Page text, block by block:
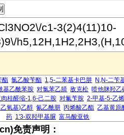
c1-3(2)4(11)10-
酯 氯乙酸苄酯 1,5-二苯基卡巴肼 N,N-二苄
基乙酰苯胺 对氯苯乙腈 敌克松 喷他脒羟乙
肉桂醛缩-1,6-己二胺 对氟苄胺 2-甲基-5-乙
氧基)乙醇 氰乙酰肼 丙烯酸乙酯 乙基黄原
药 1'3-双羟甲基脲 富马酸亚铁
免责声明：